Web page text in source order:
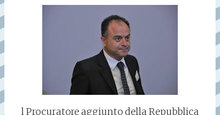
l Procuratore aggiunto della Repubblica